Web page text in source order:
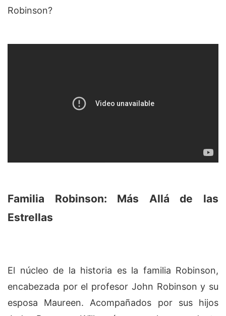
Robinson?
Familia Robinson: Más Allá de las
Estrellas
El núcleo de la historia es la familia Robinson,
encabezada por el profesor John Robinson y su
esposa Maureen. Acompañados por sus hijos